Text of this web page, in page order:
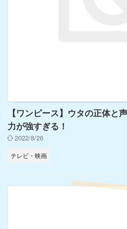
【ワンピース】ウタの正体と
力が強すぎる！
2022/8/26
テレビ・映画